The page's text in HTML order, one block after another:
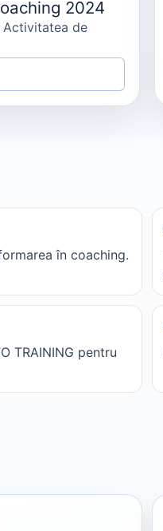
2024
Activitatea de
în coaching.
TRAINING pentru